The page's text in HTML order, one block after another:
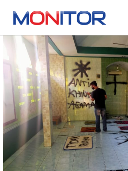
Tag: Pencoretan Mushola